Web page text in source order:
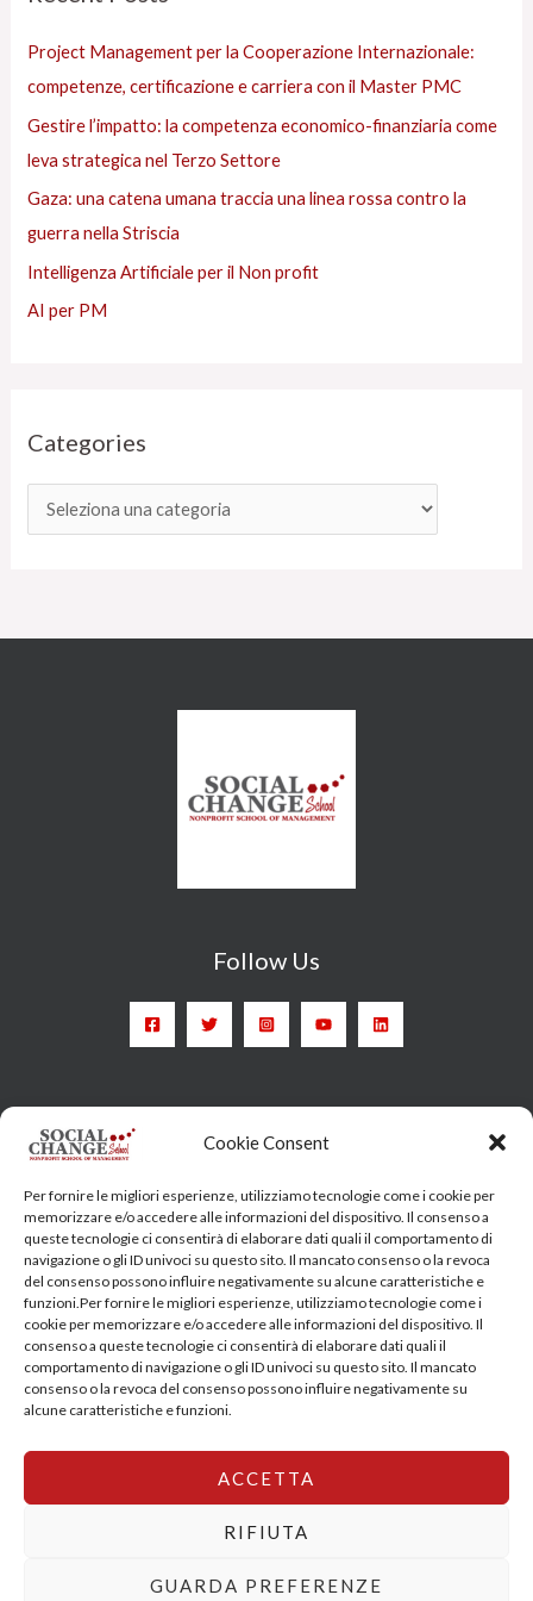
Cookie Consent
Per fornire le migliori esperienze, utilizziamo tecnologie come i cookie per
memorizzare e/o accedere alle informazioni del dispositivo. Il consenso a
queste tecnologie ci consentirà di elaborare dati quali il comportamento di
navigazione o gli ID univoci su questo sito. Il mancato consenso o la revoca
del consenso possono influire negativamente su alcune caratteristiche e
funzioni.Per fornire le migliori esperienze, utilizziamo tecnologie come i
cookie per memorizzare e/o accedere alle informazioni del dispositivo. Il
consenso a queste tecnologie ci consentirà di elaborare dati quali il
comportamento di navigazione o gli ID univoci su questo sito. Il mancato
consenso o la revoca del consenso possono influire negativamente su
alcune caratteristiche e funzioni.
ACCETTA
RIFIUTA
GUARDA PREFERENZE
Project Management per la Cooperazione Internazionale:
competenze, certificazione e carriera con il Master PMC
Gestire l’impatto: la competenza economico-finanziaria come
leva strategica nel Terzo Settore
Gaza: una catena umana traccia una linea rossa contro la
guerra nella Striscia
Intelligenza Artificiale per il Non profit
AI per PM
Categories
s
Follow Us
Head Quarter: Spain – Calle Arrieta, 9 - 28013 Madrid
7 - 00185 Roma
socialchangeschool@socialchangeschool.org
PMC – Master
HOPE – Master
MIDHA – Master
LEAD – Master
Copyright © 2026 SocialChangeSchool |